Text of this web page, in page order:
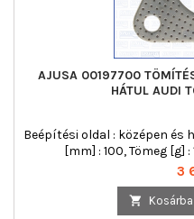
AJUSA 00197700
HÁTUL AUDI
Beépítési oldal : középen és
[mm] : 100, Tömeg [g]
Ár
3
 Kosárba